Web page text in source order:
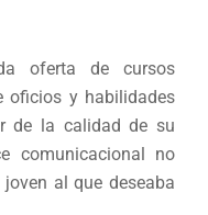
oferta de cursos
oficios y habilidades
de la calidad de su
comunicacional no
al que deseaba